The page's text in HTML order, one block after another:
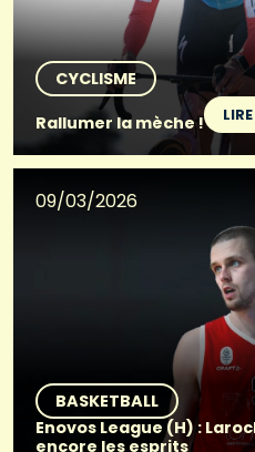
CYCLISME
Rallumer la mèche !
LIRE
09/03/2026
BASKETBALL
Enovos League (H) :
encore les esprits